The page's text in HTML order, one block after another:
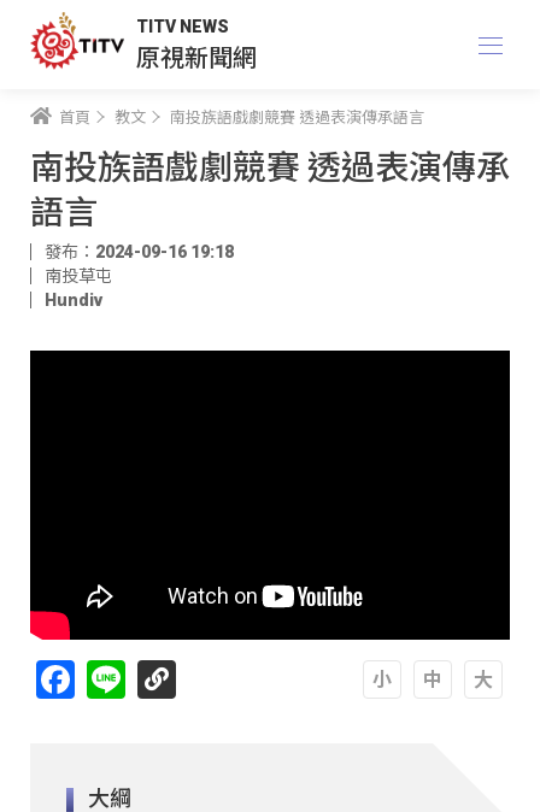
TITV NEWS
原視新聞網
首頁 教文 南投族語戲劇競賽 透過表演傳承語言
南投族語戲劇競賽 透過表演傳承
語言
發布：2024-09-16 19:18
南投草屯
Hundiv
Facebook
Line
大綱